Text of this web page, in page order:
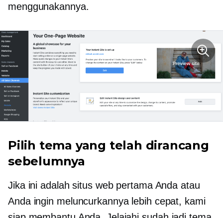
menggunakannya.
Pilih tema yang telah dirancang
sebelumnya
Jika ini adalah situs web pertama Anda atau
Anda ingin meluncurkannya lebih cepat, kami